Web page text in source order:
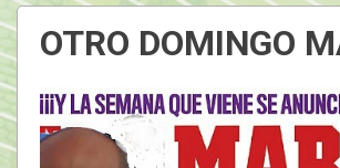
OTRO DOMINGO